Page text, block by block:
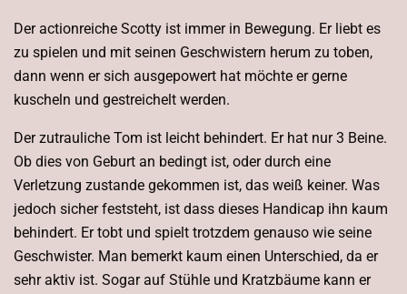
Der actionreiche Scotty ist immer in Bewegung. Er liebt es
zu spielen und mit seinen Geschwistern herum zu toben,
dann wenn er sich ausgepowert hat möchte er gerne
kuscheln und gestreichelt werden.
Der zutrauliche Tom ist leicht behindert. Er hat nur 3 Beine.
Ob dies von Geburt an bedingt ist, oder durch eine
Verletzung zustande gekommen ist, das weiß keiner. Was
jedoch sicher feststeht, ist dass dieses Handicap ihn kaum
behindert. Er tobt und spielt trotzdem genauso wie seine
Geschwister. Man bemerkt kaum einen Unterschied, da er
sehr aktiv ist. Sogar auf Stühle und Kratzbäume kann er